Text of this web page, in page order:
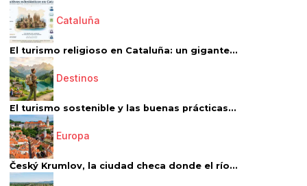
Cataluña
El turismo religioso en Cataluña: un gigante...
Destinos
El turismo sostenible y las buenas prácticas...
Europa
Český Krumlov, la ciudad checa donde el río...